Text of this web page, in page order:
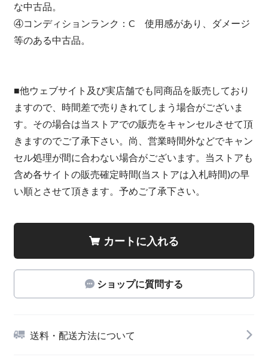
な中古品。
④コンディションランク：C 使用感があり、ダメージ
等のある中古品。
■他ウェブサイト及び実店舗でも同商品を販売しており
ますので、時間差で売りきれてしまう場合がございま
す。その場合は当ストアでの販売をキャンセルさせて頂
きますのでご了承下さい。尚、営業時間外などでキャン
セル処理が間に合わない場合がございます。当ストアも
含め各サイトの販売確定時間(当ストアは入札時間)の早
い順とさせて頂きます。予めご了承下さい。
カートに入れる
ショップに質問する
送料・配送方法について